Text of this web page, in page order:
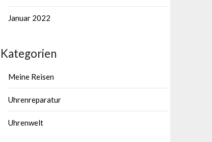
Januar 2022
Kategorien
Meine Reisen
Uhrenreparatur
Uhrenwelt